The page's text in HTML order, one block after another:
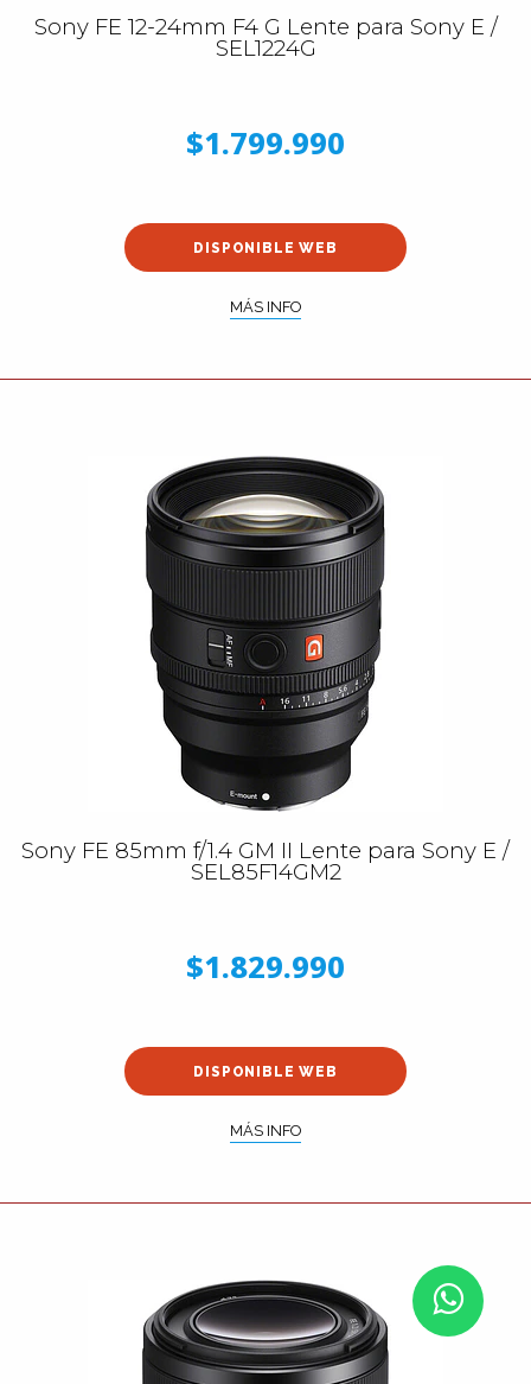
Sony FE 12-24mm F4 G Lente para Sony E /
SEL1224G
$1.799.990
DISPONIBLE WEB
MÁS INFO
Sony FE 85mm f/1.4 GM II Lente para Sony E /
SEL85F14GM2
$1.829.990
DISPONIBLE WEB
MÁS INFO